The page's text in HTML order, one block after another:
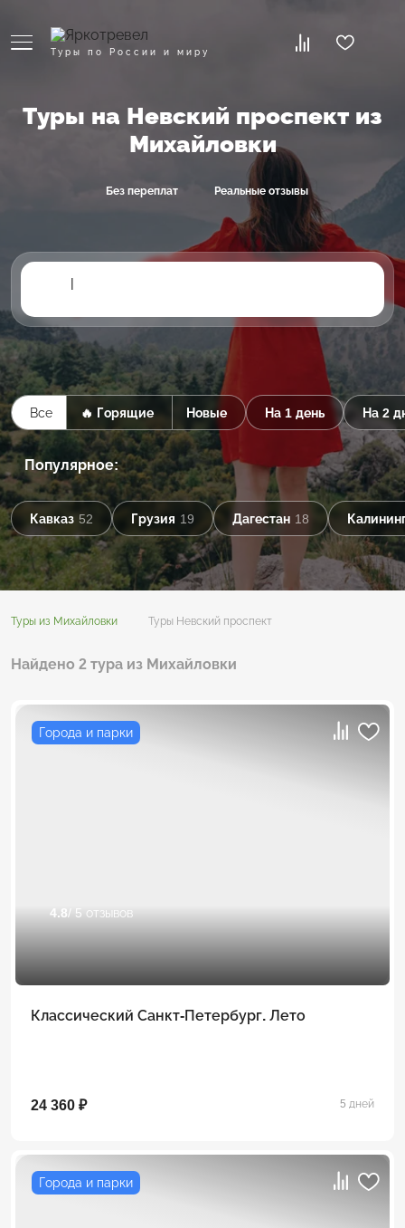
Туры по России и миру
Туры на Невский проспект из
Михайловки
Без переплат Реальные отзывы
|
Все 🔥 Горящие Новые На 1 день На 2
Популярное:
Кавказ 52 Грузия 19 Дагестан 18
Туры из Михайловки Туры Невский проспект
Найдено 2 тура из Михайловки
Города и парки
4.8/ 5 отзывов
Классический Санкт-Петербург. Лето
24 360 ₽ 5 дней
Города и парки